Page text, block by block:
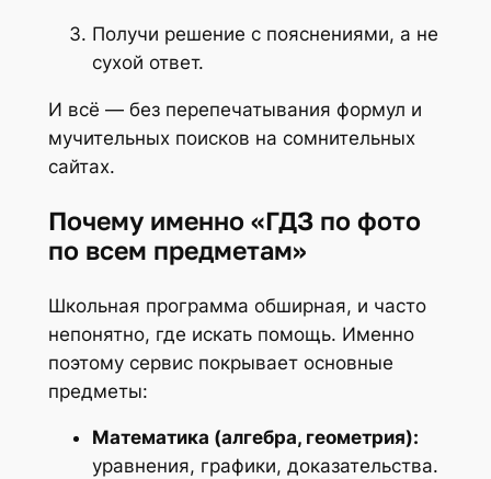
Получи решение с пояснениями, а не
сухой ответ.
И всё — без перепечатывания формул и
мучительных поисков на сомнительных
сайтах.
Почему именно «ГДЗ по фото
по всем предметам»
Школьная программа обширная, и часто
непонятно, где искать помощь. Именно
поэтому сервис покрывает основные
предметы:
Математика (алгебра, геометрия):
уравнения, графики, доказательства.